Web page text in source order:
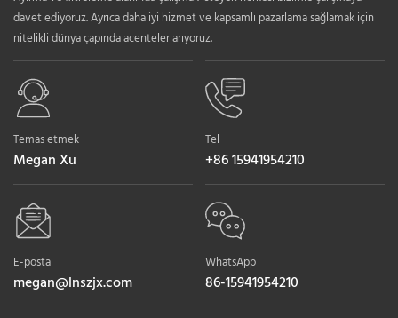
davet ediyoruz. Ayrıca daha iyi hizmet ve kapsamlı pazarlama sağlamak için
nitelikli dünya çapında acenteler arıyoruz.
Temas etmek
Megan Xu
Tel
+86 15941954210
E-posta
megan@lnszjx.com
WhatsApp
86-15941954210